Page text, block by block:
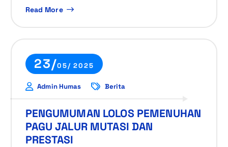
Read More
23/05/ 2025
Admin Humas Berita
PENGUMUMAN LOLOS PEMENUHAN
PAGU JALUR MUTASI DAN
PRESTASI